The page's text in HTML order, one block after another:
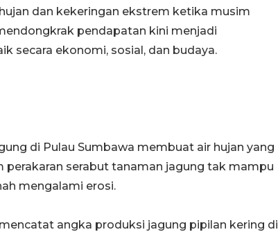
dan kekeringan ekstrem ketika musim
pendapatan kini menjadi
secara ekonomi, sosial, dan budaya.
di Pulau Sumbawa membuat air hujan yang
serabut tanaman jagung tak mampu
mengalami erosi.
angka produksi jagung pipilan kering di